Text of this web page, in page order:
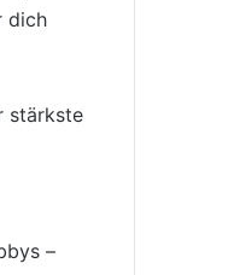
dich
stärkste
–